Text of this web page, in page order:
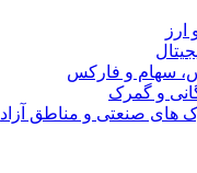
ارز
سهام و فارکس
و گمرک
های صنعتی و مناطق آزاد